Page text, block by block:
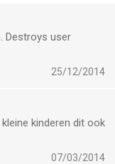
Destroys user
25/12/2014
kinderen dit ook
07/03/2014